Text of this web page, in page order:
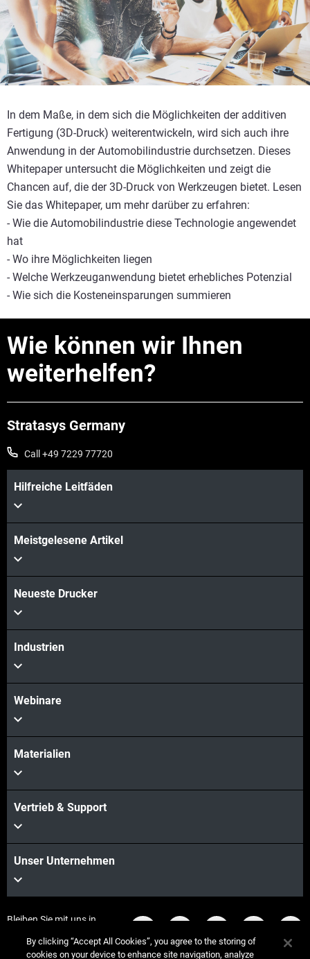
In dem Maße, in dem sich die Möglichkeiten der additiven
Fertigung (3D-Druck) weiterentwickeln, wird sich auch ihre
Anwendung in der Automobilindustrie durchsetzen. Dieses
Whitepaper untersucht die Möglichkeiten und zeigt die
Chancen auf, die der 3D-Druck von Werkzeugen bietet. Lesen
Sie das Whitepaper, um mehr darüber zu erfahren:
- Wie die Automobilindustrie diese Technologie angewendet
hat
- Wo ihre Möglichkeiten liegen
- Welche Werkzeuganwendung bietet erhebliches Potenzial
- Wie sich die Kosteneinsparungen summieren
Wie können wir Ihnen
weiterhelfen?
Stratasys Germany
Call +49 7229 77720
Hilfreiche Leitfäden
Meistgelesene Artikel
Neueste Drucker
Industrien
Webinare
Materialien
Vertrieb & Support
Unser Unternehmen
Bleiben Sie mit uns in
KontaktBy clicking “Accept All Cookies”, you agree to the storing of
cookies on your device to enhance site navigation, analyze